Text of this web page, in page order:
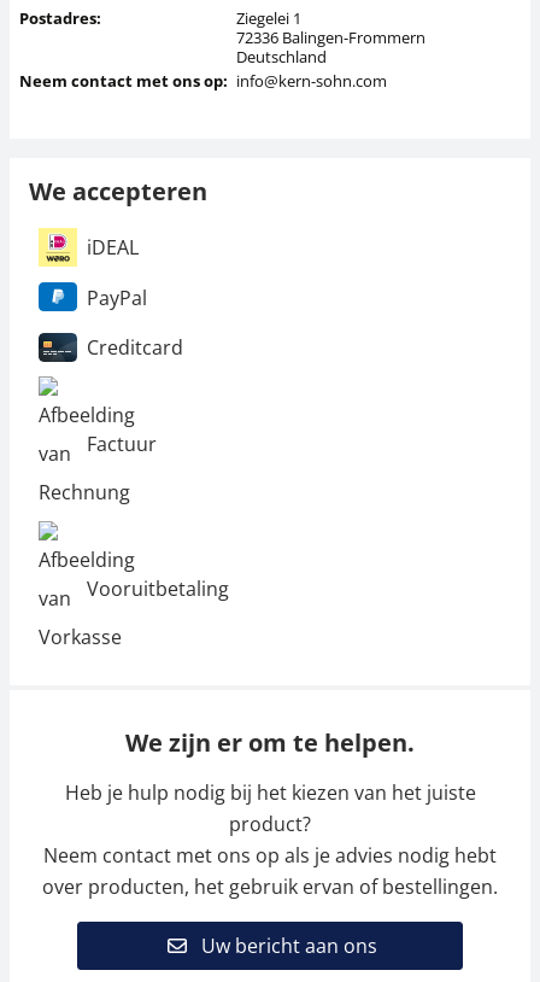
Postadres:
Ziegelei 1
72336 Balingen-Frommern
Deutschland
Neem contact met ons op: info@kern-sohn.com
We accepteren
iDEAL
PayPal
Creditcard
Factuur
Vooruitbetaling
We zijn er om te helpen.
Heb je hulp nodig bij het kiezen van het juiste
product?
Neem contact met ons op als je advies nodig hebt
over producten, het gebruik ervan of bestellingen.
Uw bericht aan ons